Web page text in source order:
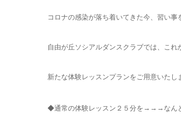
コロナの感染が落ち着いてきた今、習い
自由が丘ソシアルダンスクラブでは、これ
新たな体験レッスンプランをご用意いたし
◆通常の体験レッスン２５分を→→→なん